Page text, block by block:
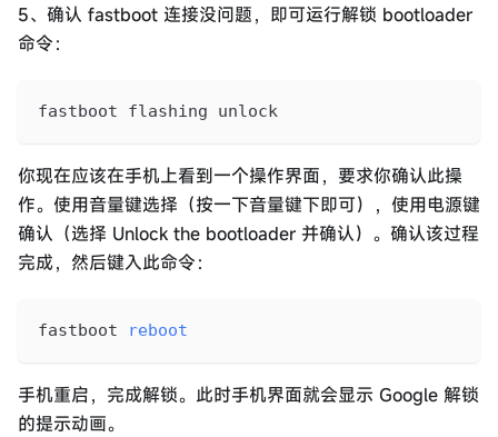
5、确认 fastboot 连接没问题，即可运行解锁 bootloader
命令：
fastboot flashing unlock
你现在应该在手机上看到一个操作界面，要求你确认此操
作。使用音量键选择（按一下音量键下即可），使用电源键
确认（选择 Unlock the bootloader 并确认）。确认该过程
完成，然后键入此命令：
fastboot reboot
手机重启，完成解锁。此时手机界面就会显示 Google 解锁
的提示动画。